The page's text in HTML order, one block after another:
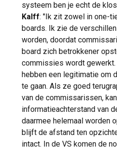
systeem ben je echt de
Kalff: "Ik zit zowel in one-
boards. Ik zie de
worden, doordat
board zich betrokkener
commissies wordt
hebben een legitimatie om
te gaan. Als ze goed
van de commissarissen,
informatieachterstand van
daarmee helemaal worden
blijft de afstand ten
intact. In de VS komen de